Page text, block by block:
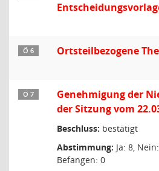
Ö 6 Ortsteilbezogene
Ö 7
Genehmigung der
der Sitzung vom
Beschluss: bestätigt
Abstimmung: Ja: 8,
Befangen: 0